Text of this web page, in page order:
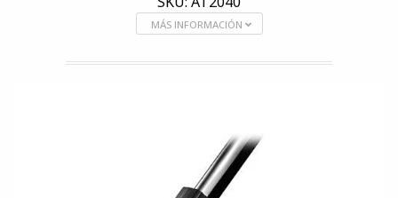
MÁS INFORMACIÓN